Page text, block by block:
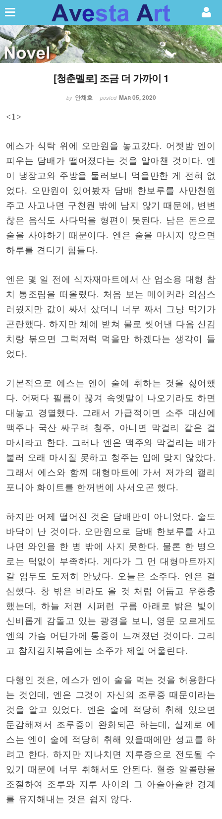
[청춘멜로] 조금 더 가까이 1
by 안채호 posted Mar 05, 2020
<1>
에스가 식탁 위에 오만원을 놓고갔다. 어젯밤 엔이
피우는 담배가 떨어졌다는 것을 알아챈 것이다. 엔
이 냉장고와 주방을 둘러보니 먹을만한 게 전혀 없
었다. 오만원이 있어봤자 담배 한보루를 사만천원
주고 사고나면 구천원 밖에 남지 않기 때문에, 변변
찮은 음식도 사다먹을 형편이 못된다. 남은 돈으로
술을 사야하기 때문이다. 엔은 술을 마시지 않으면
하루를 견디기 힘들다.
엔은 몇 일 전에 식자재마트에서 산 업소용 대형 참
치 통조림을 떠올렸다. 처음 보는 메이커라 의심스
러웠지만 값이 싸서 샀더니 너무 짜서 그냥 먹기가
곤란했다. 하지만 체에 받쳐 물로 씻어낸 다음 신김
치랑 볶으면 그럭저럭 먹을만 하겠다는 생각이 들
었다.
기본적으로 에스는 엔이 술에 취하는 것을 싫어했
다. 어쩌다 필름이 끊겨 속엣말이 나오기라도 하면
대놓고 경멸했다. 그래서 가급적이면 소주 대신에
맥주나 국산 싸구려 청주, 아니면 막걸리 같은 걸
마시라고 한다. 그러나 엔은 맥주와 막걸리는 배가
불러 오래 마시질 못하고 청주는 입에 맞지 않았다.
그래서 에스와 함께 대형마트에 가서 저가의 캘리
포니아 화이트를 한꺼번에 사서오곤 했다.
하지만 어제 떨어진 것은 담배만이 아니었다. 술도
바닥이 난 것이다. 오만원으로 담배 한보루를 사고
나면 와인을 한 병 밖에 사지 못한다. 물론 한 병으
로는 턱없이 부족하다. 게다가 그 먼 대형마트까지
갈 엄두도 도저히 안났다. 오늘은 소주다. 엔은 결
심했다. 창 밖은 비라도 올 것 처럼 어둡고 우중충
했는데, 하늘 저편 시퍼런 구름 아래로 밝은 빛이
신비롭게 감돌고 있는 광경을 보니, 영문 모르게도
엔의 가슴 어딘가에 통증이 느껴졌던 것이다. 그리
고 참치김치볶음에는 소주가 제일 어울린다.
다행인 것은, 에스가 엔이 술을 먹는 것을 허용한다
는 것인데, 엔은 그것이 자신의 조루증 때문이라는
것을 알고 있었다. 엔은 술에 적당히 취해 있으면
둔감해져서 조루증이 완화되곤 하는데, 실제로 에
스는 엔이 술에 적당히 취해 있을때에만 성교를 하
려고 한다. 하지만 지나치면 지루증으로 전도될 수
있기 때문에 너무 취해서도 안된다. 혈중 알콜량을
조절하여 조루와 지루 사이의 그 아슬아슬한 경계
를 유지해내는 것은 쉽지 않다.
Sketchbook5, 스케치북5
Sketchbook5, 스케치북5